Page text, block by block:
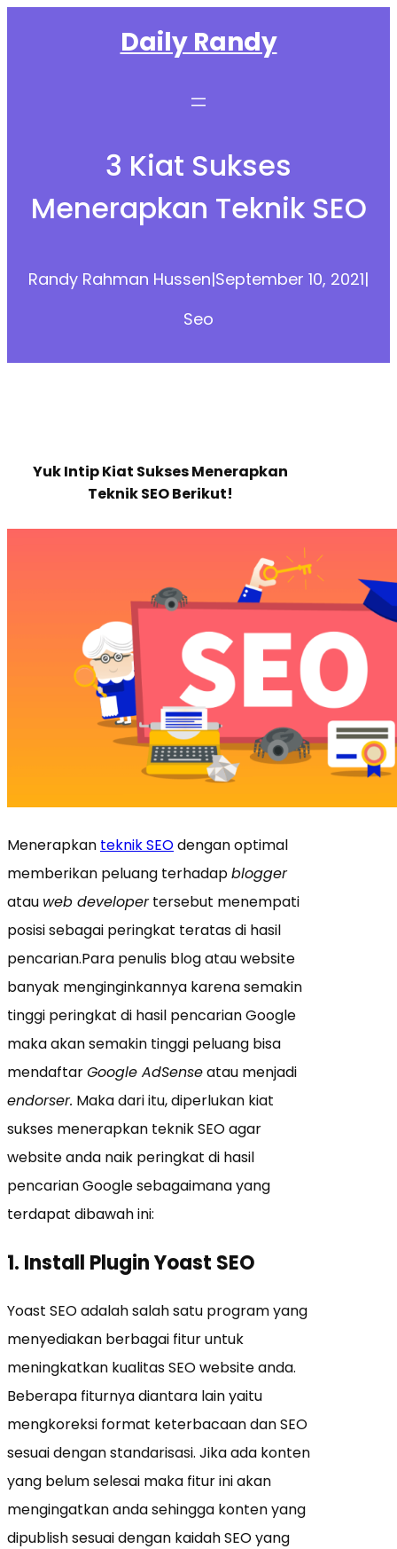
Daily Randy
3 Kiat Sukses
Menerapkan Teknik SEO
Randy Rahman Hussen|September 10, 2021|
Seo
Yuk Intip Kiat Sukses Menerapkan
Teknik SEO Berikut!
Menerapkan teknik SEOdengan optimal
memberikan peluang terhadapblogger
atau web developertersebut menempati
posisi sebagai peringkat teratas di hasil
pencarian.Para penulis blog atau website
banyak menginginkannya karena semakin
tinggi peringkat di hasil pencarian Google
maka akan semakin tinggi peluang bisa
mendaftarGoogle AdSenseatau menjadi
endorser. Maka dari itu, diperlukan kiat
sukses menerapkan teknik SEO agar
website anda naik peringkat di hasil
pencarian Google sebagaimana yang
terdapat dibawah ini:
1. Install Plugin Yoast SEO
Yoast SEO adalah salah satu program yang
menyediakan berbagai fitur untuk
meningkatkan kualitas SEO website anda.
Beberapa fiturnya diantara lain yaitu
mengkoreksi format keterbacaan dan SEO
sesuai dengan standarisasi. Jika ada konten
yang belum selesai maka fitur ini akan
mengingatkan anda sehingga konten yang
dipublish sesuai dengan kaidah SEO yang